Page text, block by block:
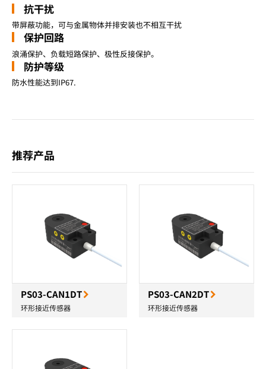
抗干扰
带屏蔽功能，可与金属物体并排安装也不相互干扰
保护回路
浪涌保护、负载短路保护、极性反接保护。
防护等级
防水性能达到IP67.
推荐产品
PS03-CAN1DT
环形接近传感器
PS03-CAN2DT
环形接近传感器